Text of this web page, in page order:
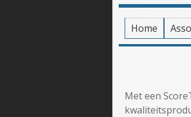
Home
Met een